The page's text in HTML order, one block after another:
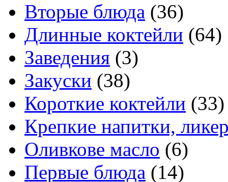
Вторые блюда (36)
Длинные коктейли (64)
Заведения (3)
Закуски (38)
Короткие коктейли (33)
Крепкие напитки,
Оливкове масло (6)
Первые блюда (14)